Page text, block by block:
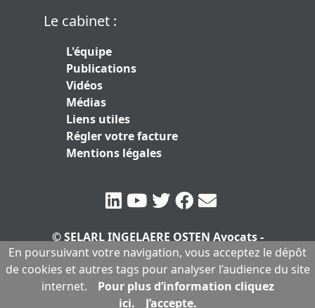
Le cabinet :
L'équipe
Publications
Vidéos
Médias
Liens utiles
Régler votre facture
Mentions légales
© SELARL INGELAERE OSTEN Avocats -
SERLARL au capital de 10.000 euros|
Mentions légales
En poursuivant votre navigation, vous acceptez le dépôt
de cookies et autres tags pour analyser l’audience du site
internet.
Pour plus d’information cliquez
ici.
J’accepte.